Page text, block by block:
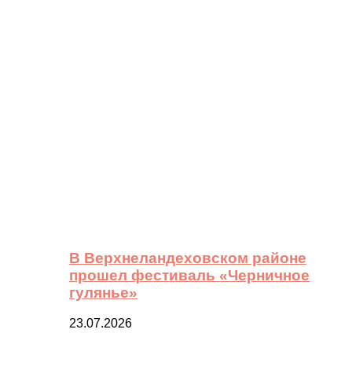
В Верхнеландеховском районе
прошел фестиваль «Черничное
гулянье»
23.07.2026